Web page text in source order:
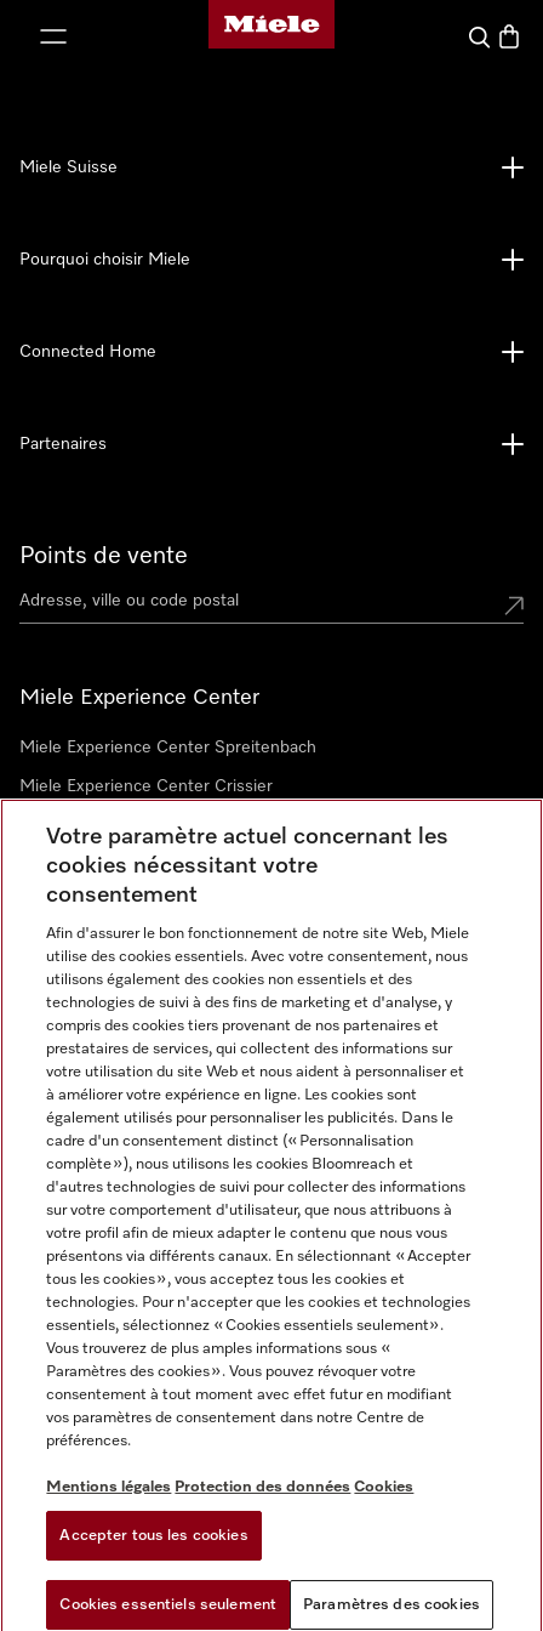
Page d'accueil de Miele
Search
Points de vente
Miele Experience Center
Miele Experience Center Spreitenbach
Miele Experience Center Crissier
Newsletter
Langue
FRANÇAIS
Miele Suisse
Pourquoi choisir Miele
Connected Home
Partenaires
Mentions légales
CGV
Protection des données
Paramètres des cookies
Miele sur Youtube
Votre paramètre actuel concernant les
cookies nécessitant votre
consentement
Afin d'assurer le bon fonctionnement de notre site Web, Miele
utilise des cookies essentiels. Avec votre consentement, nous
utilisons également des cookies non essentiels et des
technologies de suivi à des fins de marketing et d'analyse, y
compris des cookies tiers provenant de nos partenaires et
prestataires de services, qui collectent des informations sur
votre utilisation du site Web et nous aident à personnaliser et
à améliorer votre expérience en ligne. Les cookies sont
également utilisés pour personnaliser les publicités. Dans le
cadre d'un consentement distinct (« Personnalisation
complète »), nous utilisons les cookies Bloomreach et
d'autres technologies de suivi pour collecter des informations
sur votre comportement d'utilisateur, que nous attribuons à
votre profil afin de mieux adapter le contenu que nous vous
présentons via différents canaux. En sélectionnant « Accepter
tous les cookies », vous acceptez tous les cookies et
technologies. Pour n'accepter que les cookies et technologies
essentiels, sélectionnez « Cookies essentiels seulement».
Vous trouverez de plus amples informations sous «
Paramètres des cookies ». Vous pouvez révoquer votre
consentement à tout moment avec effet futur en modifiant
vos paramètres de consentement dans notre Centre de
préférences.
Mentions légales Protection des données Cookies
Accepter tous les cookies
Cookies essentiels seulement Paramètres des cookies